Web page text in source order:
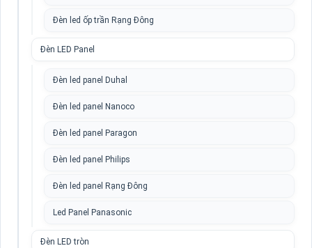
Đèn led ốp trần Rạng Đông
Đèn LED Panel
Đèn led panel Duhal
Đèn led panel Nanoco
Đèn led panel Paragon
Đèn led panel Philips
Đèn led panel Rạng Đông
Led Panel Panasonic
Đèn LED tròn